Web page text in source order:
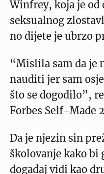
Winfrey, koja je od
seksualnog
no dijete je ubrzo
“Mislila sam da je
nauditi jer sam
što se dogodilo”,
Forbes Self-Made
Da je njezin sin
školovanje kako bi
događaj vidi kao